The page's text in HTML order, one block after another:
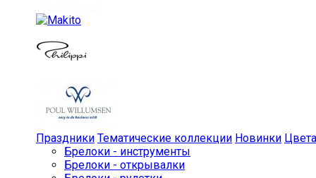
Праздники Тематические коллекции Новинки Цвета
Брелоки - инструменты
Брелоки - открывалки